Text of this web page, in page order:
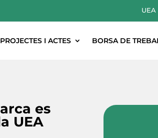
UEA
PROJECTES I ACTES BORSA DE
es
UEA